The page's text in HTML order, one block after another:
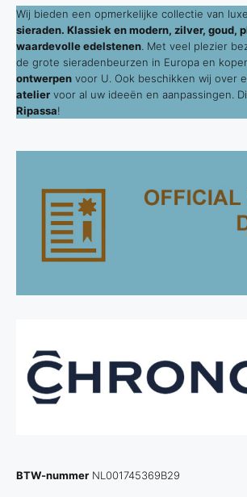
Wij bieden een opmerkelijke collectie van luxe
sieraden. Klassiek en modern, zilver, goud,
waardevolle edelstenen . Met veel plezier
de grote sieradenbeurzen in Europa en
ontwerpen voor U. Ook beschikken wij over
atelier voor al uw ideeën en aanpassingen.
Ripassa!
BTW-nummer NL001745369B29